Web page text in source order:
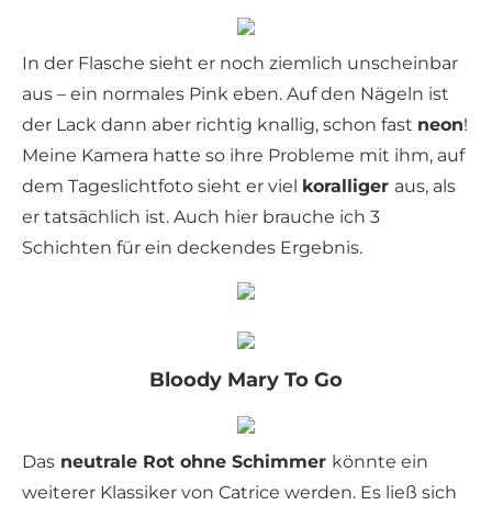
In der Flasche sieht er noch ziemlich unscheinbar
aus – ein normales Pink eben. Auf den Nägeln ist
der Lack dann aber richtig knallig, schon fast neon!
Meine Kamera hatte so ihre Probleme mit ihm, auf
dem Tageslichtfoto sieht er viel koralliger aus, als
er tatsächlich ist. Auch hier brauche ich 3
Schichten für ein deckendes Ergebnis.
Bloody Mary To Go
Das neutrale Rot ohne Schimmer könnte ein
weiterer Klassiker von Catrice werden. Es ließ sich